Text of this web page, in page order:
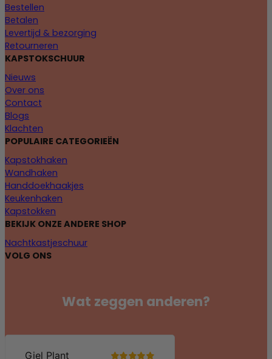
Bestellen
Betalen
Levertijd & bezorging
Retourneren
KAPSTOKSCHUUR
Nieuws
Over ons
Contact
Blogs
Klachten
POPULAIRE CATEGORIEËN
Kapstokhaken
Wandhaken
Handdoekhaakjes
Keukenhaken
Kapstokken
BEKIJK ONZE ANDERE SHOP
Nachtkastjeschuur
VOLG ONS
Wat zeggen anderen?